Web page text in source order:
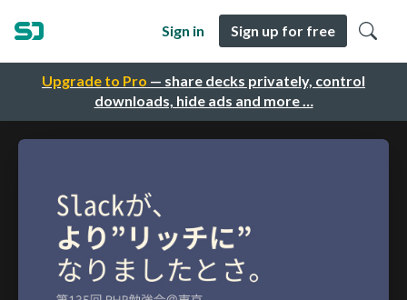
Upgrade to Pro — share decks privately, control
downloads, hide ads and more …
Sign in Sign up for free